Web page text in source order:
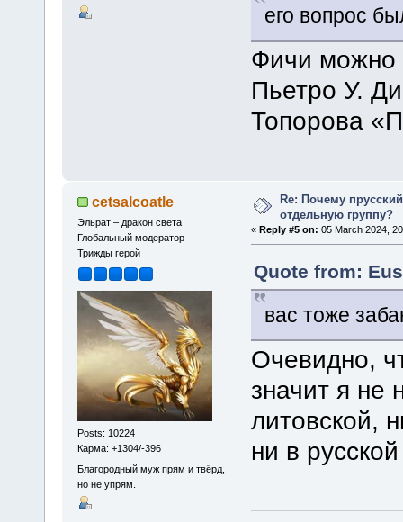
его вопрос
Фичи можно
Пьетро У.
Топорова
cetsalcoatle
Эльрат – дракон света
Глобальный модератор
Трижды герой
Posts: 10224
Карма: +1304/-396
Благородный муж прям и твёрд,
но не упрям.
Re: Почему
отдельную группу?
« Reply #5 on: 05 March 2024,
Quote from:
вас тоже
Очевидно,
значит я не
литовской,
ни в